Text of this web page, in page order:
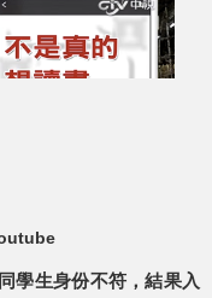
學生身份不符，結果入